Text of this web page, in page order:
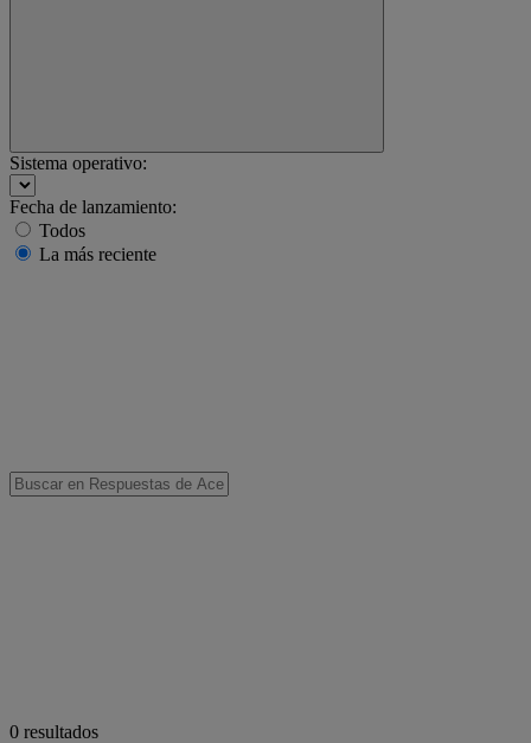
Sistema operativo:
Fecha de lanzamiento:
Todos
La más reciente
0 resultados